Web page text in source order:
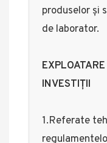
produselor și
de laborator.
INVESTIȚII
1.Referate